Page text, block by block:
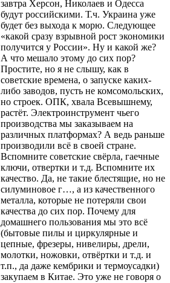
завтра Херсон, Николаев и Одесса
будут российскими. Т.ч. Украина уже
будет без выхода к морю. Следующее
«какой сразу взрывной рост экономики
получится у России». Ну и какой же?
А что мешало этому до сих пор?
Простите, но я не слышу, как в
советские времена, о запуске каких-
либо заводов, пусть не комсомольских,
но строек. ОПК, хвала Всевышнему,
растёт. Электроинструмент чьего
производства мы заказываем на
различных платформах? А ведь раньше
производили всё в своей стране.
Вспомните советские свёрла, гаечные
ключи, отвертки и т.д. Вспомните их
качество. Да, не такие блестящие, но не
силуминовое г…, а из качественного
металла, которые не потеряли свои
качества до сих пор. Почему для
домашнего пользования мы это всё
(бытовые пилы и циркулярные и
цепные, фрезеры, нивелиры, дрели,
молотки, ножовки, отвёртки и т.д. и
т.п., да даже кембрики и термоусадки)
закупаем в Китае. Это уже не говоря о